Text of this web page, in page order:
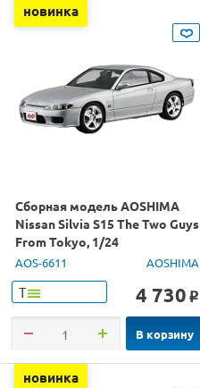
новинка
Сборная модель AOSHIMA
Nissan Silvia S15 The Two Guys
From Tokyo, 1/24
AOS-6611 AOSHIMA
Т 4 730 o
В корзину
новинка